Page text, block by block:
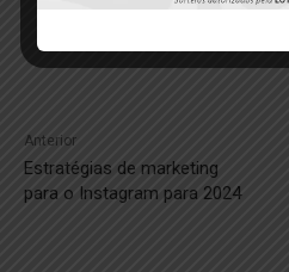
Anterior
Estratégias de marketing
para o Instagram para 2024